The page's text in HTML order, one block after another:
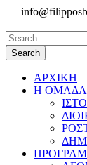
ΑΡΧΙΚΗ
Η ΟΜΑΔΑ